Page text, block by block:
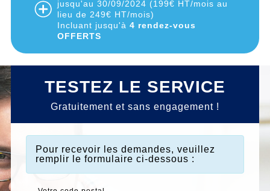
jusqu'au 30/09/2024 (199€ HT/mois au
lieu de 249€ HT/mois)
Incluant jusqu'à 4 rendez-vous
OFFERTS
TESTEZ LE SERVICE
Gratuitement et sans engagement !
Pour recevoir les demandes, veuillez
remplir le formulaire ci-dessous :